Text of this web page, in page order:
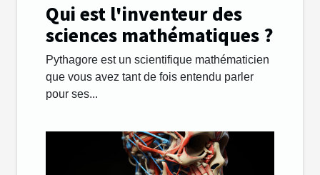
Qui est l'inventeur des
sciences mathématiques ?
Pythagore est un scientifique mathématicien
que vous avez tant de fois entendu parler
pour ses...